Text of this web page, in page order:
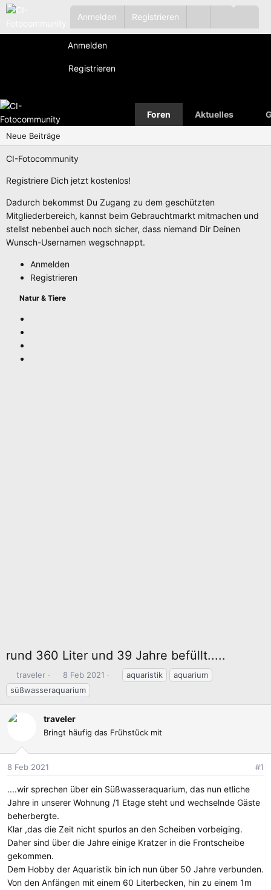
Anmelden Registrieren
Anmelden
Registrieren
Foren Aktuelles
Neue Beiträge
CI-Fotocommunity
Registriere Dich jetzt kostenlos!
Dadurch bekommst Du Zugang zu dem geschützten
Mitgliederbereich, kannst beim Gebrauchtmarkt mitmachen und
stellst nebenbei auch noch sicher, dass niemand Dir Deinen
Wunsch-Usernamen wegschnappt.
Anmelden
Registrieren
Natur & Tiere
rund 360 Liter und 39 Jahre befüllt.....
E
r
s
e
r
traveler
E
r
s
e
l
8 Feb 2021
S
g
e
aquaristik
aquarium
süßwasseraquarium
traveler
Bringt häufig das Frühstück mit
8 Feb 2021 #1
....wir sprechen über ein Süßwasseraquarium, das nun etliche
Jahre in unserer Wohnung /1 Etage steht und wechselnde Gäste
beherbergte.
Klar ,das die Zeit nicht spurlos an den Scheiben vorbeiging.
Daher sind über die Jahre einige Kratzer in die Frontscheibe
gekommen.
Dem Hobby der Aquaristik bin ich nun über 50 Jahre verbunden.
Von den Anfängen mit einem 60 Literbecken, hin zu einem 1m